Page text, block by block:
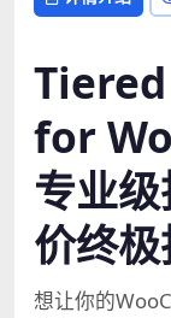
for
专业
价终
想让你的